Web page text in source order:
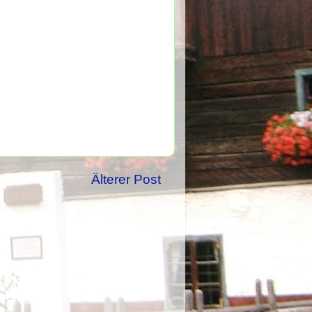
Älterer Post